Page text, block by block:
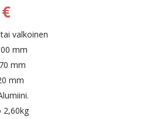
€
valkoinen
mm
mm
mm
2,60kg